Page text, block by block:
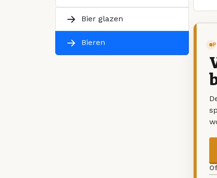
Bier glazen
Bieren